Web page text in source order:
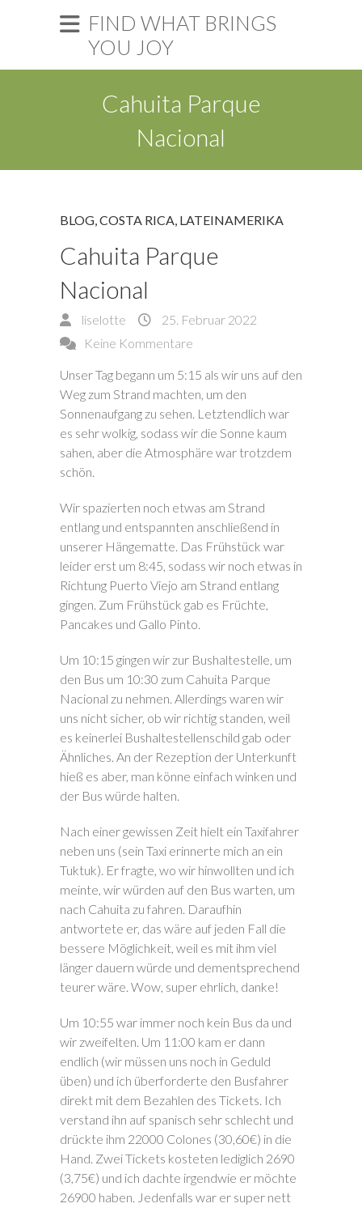
FIND WHAT BRINGS
YOU JOY
Cahuita Parque
Nacional
BLOG,COSTA RICA, LATEINAMERIKA
Cahuita Parque
Nacional
liselotte
25. Februar 2022
Keine Kommentare
Unser Tag begann um 5:15 als wir uns auf den
Weg zum Strand machten, um den
Sonnenaufgang zu sehen. Letztendlich war
es sehr wolkig, sodass wir die Sonne kaum
sahen, aber die Atmosphäre war trotzdem
schön.
Wir spazierten noch etwas am Strand
entlang und entspannten anschließend in
unserer Hängematte. Das Frühstück war
leider erst um 8:45, sodass wir noch etwas in
Richtung Puerto Viejo am Strand entlang
gingen. Zum Frühstück gab es Früchte,
Pancakes und Gallo Pinto.
Um 10:15 gingen wir zur Bushaltestelle, um
den Bus um 10:30 zum Cahuita Parque
Nacional zu nehmen. Allerdings waren wir
uns nicht sicher, ob wir richtig standen, weil
es keinerlei Bushaltestellenschild gab oder
Ähnliches. An der Rezeption der Unterkunft
hieß es aber, man könne einfach winken und
der Bus würde halten.
Nach einer gewissen Zeit hielt ein Taxifahrer
neben uns (sein Taxi erinnerte mich an ein
Tuktuk). Er fragte, wo wir hinwollten und ich
meinte, wir würden auf den Bus warten, um
nach Cahuita zu fahren. Daraufhin
antwortete er, das wäre auf jeden Fall die
bessere Möglichkeit, weil es mit ihm viel
länger dauern würde und dementsprechend
teurer wäre. Wow, super ehrlich, danke!
Um 10:55 war immer noch kein Bus da und
wir zweifelten. Um 11:00 kam er dann
endlich (wir müssen uns noch in Geduld
üben) und ich überforderte den Busfahrer
direkt mit dem Bezahlen des Tickets. Ich
verstand ihn auf spanisch sehr schlecht und
drückte ihm 22000 Colones (30,60€) in die
Hand. Zwei Tickets kosteten lediglich 2690
(3,75€) und ich dachte irgendwie er möchte
26900 haben. Jedenfalls war er super nett